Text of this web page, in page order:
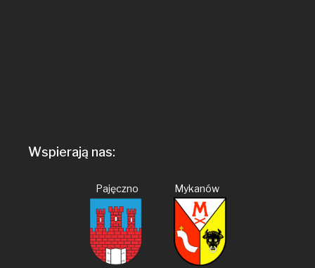
Wspierają nas:
Pajęczno Mykanów